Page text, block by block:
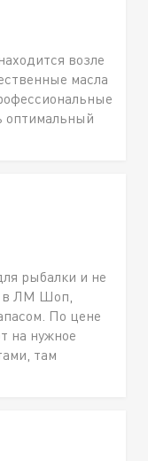
возле
масла
оптимальный
рыбалки и не
в ЛМ Шоп,
По цене
на нужное
там